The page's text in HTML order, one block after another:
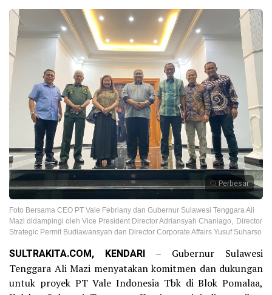
Perbesar
Foto Bersama CEO PT Vale Febriany dan Gubernur Sulawesi Tenggara Ali
Mazi didampingi oleh Vice President Director Adriansyah Chaniago, Director
Strategic Permit Budiawansyah dan Director Corporate Affairs Yusuf Suharso
SULTRAKITA.COM, KENDARI – Gubernur Sulawesi
Tenggara Ali Mazi menyatakan komitmen dan dukungan
untuk proyek PT Vale Indonesia Tbk di Blok Pomalaa,